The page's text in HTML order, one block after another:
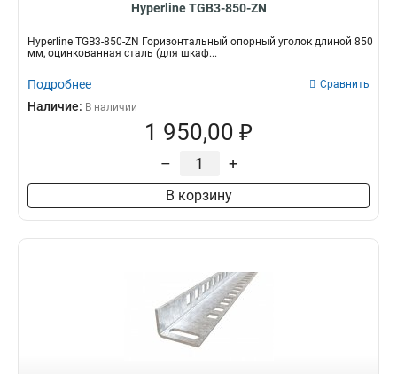
Hyperline TGB3-850-ZN
Hyperline TGB3-850-ZN Горизонтальный опорный уголок длиной 850
мм, оцинкованная сталь (для шкаф...
Подробнее Сравнить
Наличие: В наличии
1 950,00 ₽
– +
В корзину